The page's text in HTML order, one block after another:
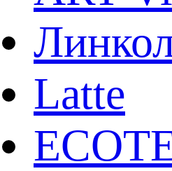
Latte